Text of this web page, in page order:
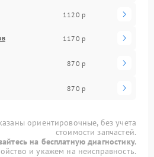
1120 р
1170 р
870 р
870 р
ориентировочные, без учета
стоимости запчастей.
на бесплатную диагностику.
и укажем на неисправность.